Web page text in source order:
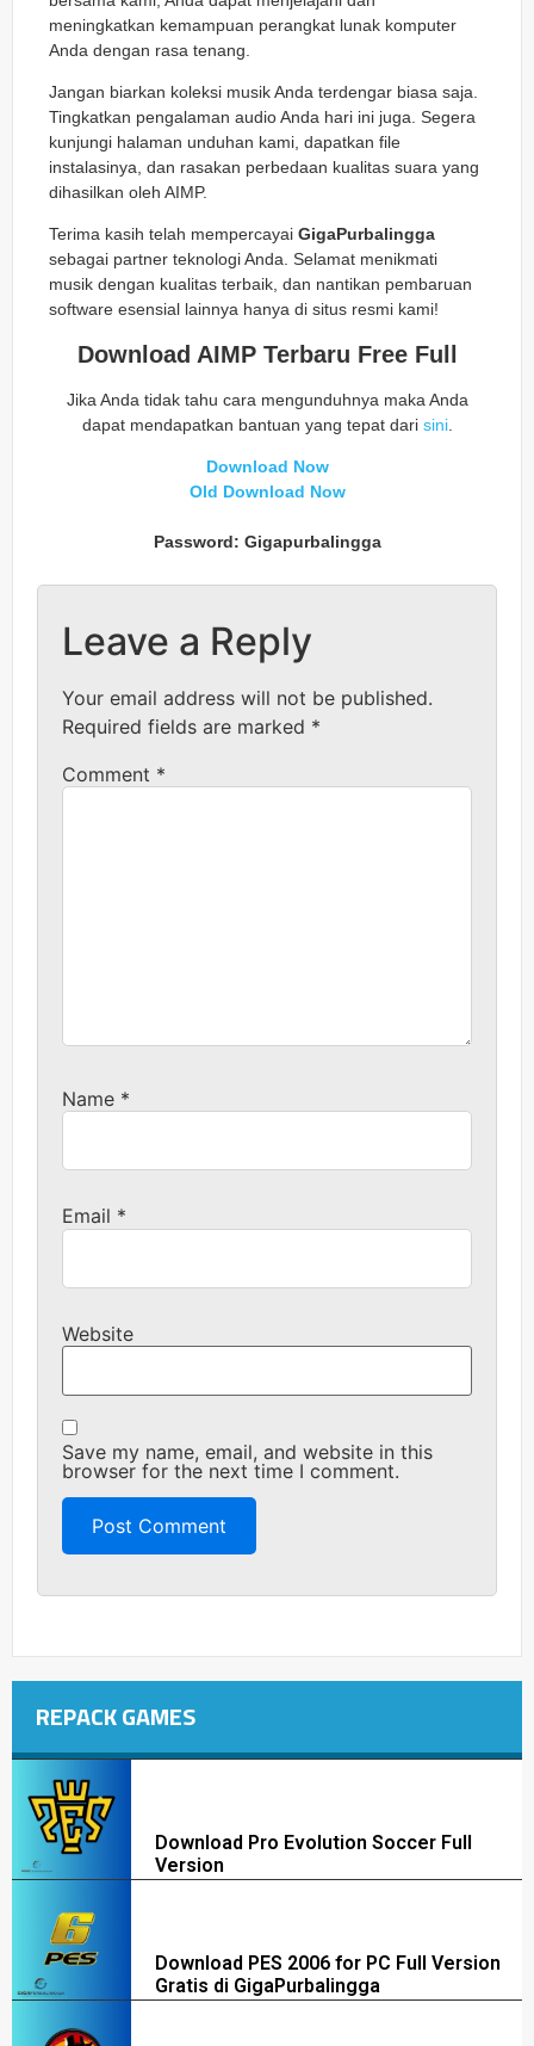
meningkatkan kemampuan perangkat lunak komputer
Anda dengan rasa tenang.
Jangan biarkan koleksi musik Anda terdengar biasa saja.
Tingkatkan pengalaman audio Anda hari ini juga. Segera
kunjungi halaman unduhan kami, dapatkan file
instalasinya, dan rasakan perbedaan kualitas suara yang
dihasilkan oleh AIMP.
Terima kasih telah mempercayai GigaPurbalingga
sebagai partner teknologi Anda. Selamat menikmati
musik dengan kualitas terbaik, dan nantikan pembaruan
software esensial lainnya hanya di situs resmi kami!
Download AIMP Terbaru Free Full
Jika Anda tidak tahu cara mengunduhnya maka Anda
dapat mendapatkan bantuan yang tepat dari sini.
Download Now
Old Download Now
Password: Gigapurbalingga
Leave a Reply
Your email address will not be published.
Required fields are marked *
Comment *
Name *
Email *
Website
Save my name, email, and website in this
browser for the next time I comment.
REPACK GAMES
Download Pro Evolution Soccer Full
Version
Download PES 2006 for PC Full Version
Gratis di GigaPurbalingga